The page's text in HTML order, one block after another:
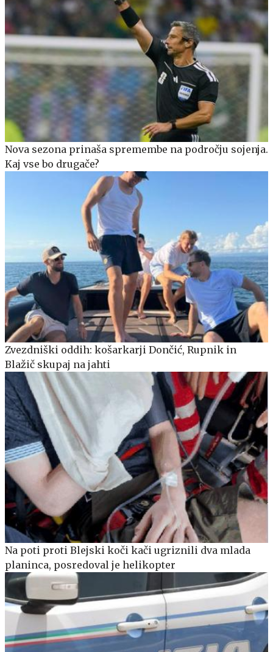
Nova sezona prinaša spremembe na področju sojenja.
Kaj vse bo drugače?
Zvezdniški oddih: košarkarji Dončić, Rupnik in
Blažič skupaj na jahti
Na poti proti Blejski koči kači ugriznili dva mlada
planinca, posredoval je helikopter